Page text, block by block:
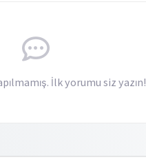
İlk yorumu siz yazın!